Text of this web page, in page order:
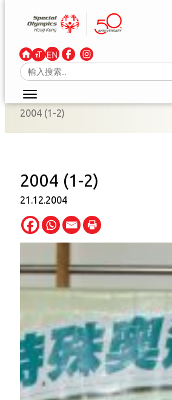
Search
for:
2004 (1-2)
2004 (1-2)
21.12.2004